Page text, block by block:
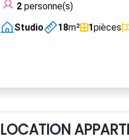
2personne(s)
Studio
18m² 1pièces
LOCATION